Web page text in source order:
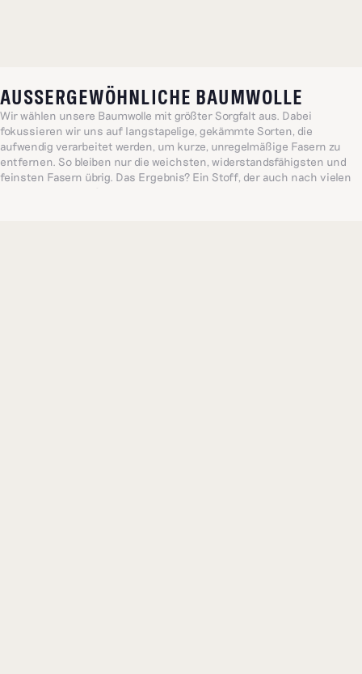
AUSSERGEWÖHNLICHE BAUMWOLLE
Wir wählen unsere Baumwolle mit größter Sorgfalt aus. Dabei
fokussieren wir uns auf langstapelige, gekämmte Sorten, die
aufwendig verarbeitet werden, um kurze, unregelmäßige Fasern zu
entfernen. So bleiben nur die weichsten, widerstandsfähigsten und
feinsten Fasern übrig. Das Ergebnis? Ein Stoff, der auch nach vielen